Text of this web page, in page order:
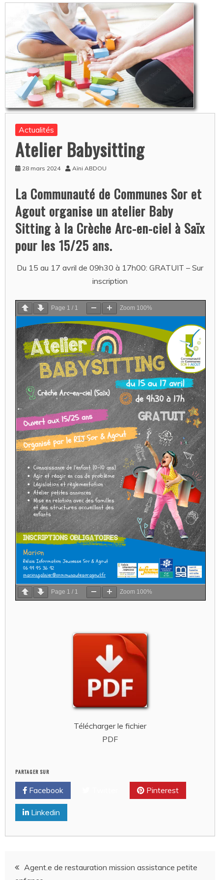
Actualités
Atelier Babysitting
28 mars 2024 Aïni ABDOU
La Communauté de Communes Sor et
Agout organise un atelier Baby
Sitting à la Crèche Arc-en-ciel à Saïx
pour les 15/25 ans.
Du 15 au 17 avril de 09h30 à 17h00: GRATUIT – Sur
inscription
Page 1 / 1 Zoom 100%
Page 1 / 1 Zoom 100%
Télécharger le fichier
PDF
PARTAGER SUR
Facebook Pinterest
Linkedin
Navigation
Agent.e de restauration mission assistance petite